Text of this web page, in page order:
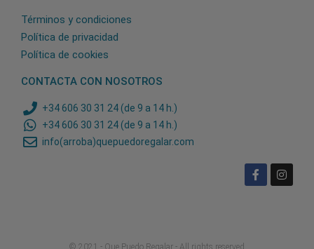
Términos y condiciones
Política de privacidad
Política de cookies
CONTACTA CON NOSOTROS
+34 606 30 31 24 (de 9 a 14 h.)
+34 606 30 31 24 (de 9 a 14 h.)
info(arroba)quepuedoregalar.com
© 2021 - Que Puedo Regalar - All rights reserved